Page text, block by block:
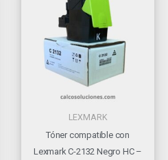
LEXMARK
Tóner compatible con
Lexmark C-2132 Negro HC –